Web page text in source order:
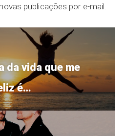
publicações por e-mail.
da vida que me
é…